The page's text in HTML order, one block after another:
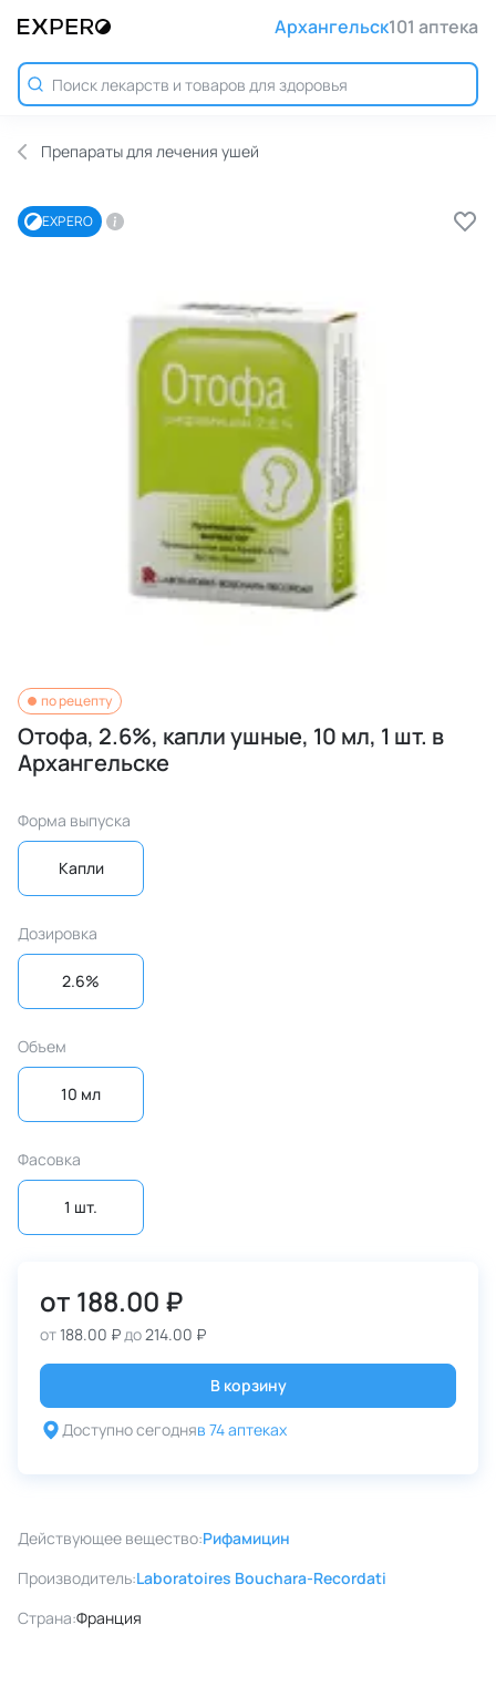
Архангельск101 аптека
Препараты для лечения ушей
EXPERO
по рецепту
Отофа, 2.6%, капли ушные, 10 мл, 1 шт. в
Архангельске
Форма выпуска
Капли
Дозировка
2.6%
Объем
10 мл
Фасовка
1 шт.
от 188.00 ₽
от188.00 ₽до214.00 ₽
В корзину
Доступно сегодняв 74 аптеках
Действующее вещество:Рифамицин
Производитель:Laboratoires Bouchara-Recordati
Страна:Франция